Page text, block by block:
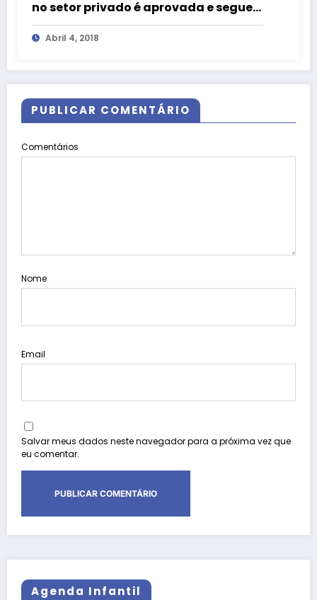
no setor privado é aprovada e segue
para a Câmara
Abril 4, 2018
PUBLICAR COMENTÁRIO
Comentários
Nome
Email
Salvar meus dados neste navegador para a próxima vez que
eu comentar.
Agenda Infantil